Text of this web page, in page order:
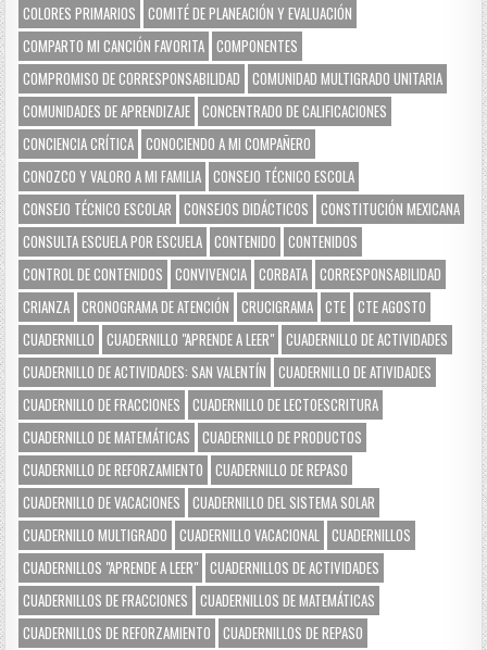
COLORES PRIMARIOS
COMITÉ DE PLANEACIÓN Y EVALUACIÓN
COMPARTO MI CANCIÓN FAVORITA COMPONENTES
COMPROMISO DE CORRESPONSABILIDAD
COMUNIDAD MULTIGRADO UNITARIA
COMUNIDADES DE APRENDIZAJE CONCENTRADO DE CALIFICACIONES
CONCIENCIA CRÍTICA CONOCIENDO A MI COMPAÑERO
CONOZCO Y VALORO A MI FAMILIA CONSEJO TÉCNICO ESCOLA
CONSEJO TÉCNICO ESCOLAR
CONSEJOS DIDÁCTICOS
CONSTITUCIÓN MEXICANA
CONSULTA ESCUELA POR ESCUELA CONTENIDO
CONTENIDOS
CONTROL DE CONTENIDOS
CONVIVENCIA CORBATA CORRESPONSABILIDAD
CRIANZA CRONOGRAMA DE ATENCIÓN CRUCIGRAMA CTE CTE AGOSTO
CUADERNILLO
CUADERNILLO "APRENDE A LEER" CUADERNILLO DE ACTIVIDADES
CUADERNILLO DE ACTIVIDADES: SAN VALENTÍN
CUADERNILLO DE ATIVIDADES
CUADERNILLO DE FRACCIONES
CUADERNILLO DE LECTOESCRITURA
CUADERNILLO DE MATEMÁTICAS
CUADERNILLO DE PRODUCTOS
CUADERNILLO DE REFORZAMIENTO
CUADERNILLO DE REPASO
CUADERNILLO DE VACACIONES
CUADERNILLO DEL SISTEMA SOLAR
CUADERNILLO MULTIGRADO
CUADERNILLO VACACIONAL
CUADERNILLOS
CUADERNILLOS "APRENDE A LEER" CUADERNILLOS DE ACTIVIDADES
CUADERNILLOS DE FRACCIONES
CUADERNILLOS DE MATEMÁTICAS
CUADERNILLOS DE REFORZAMIENTO
CUADERNILLOS DE REPASO